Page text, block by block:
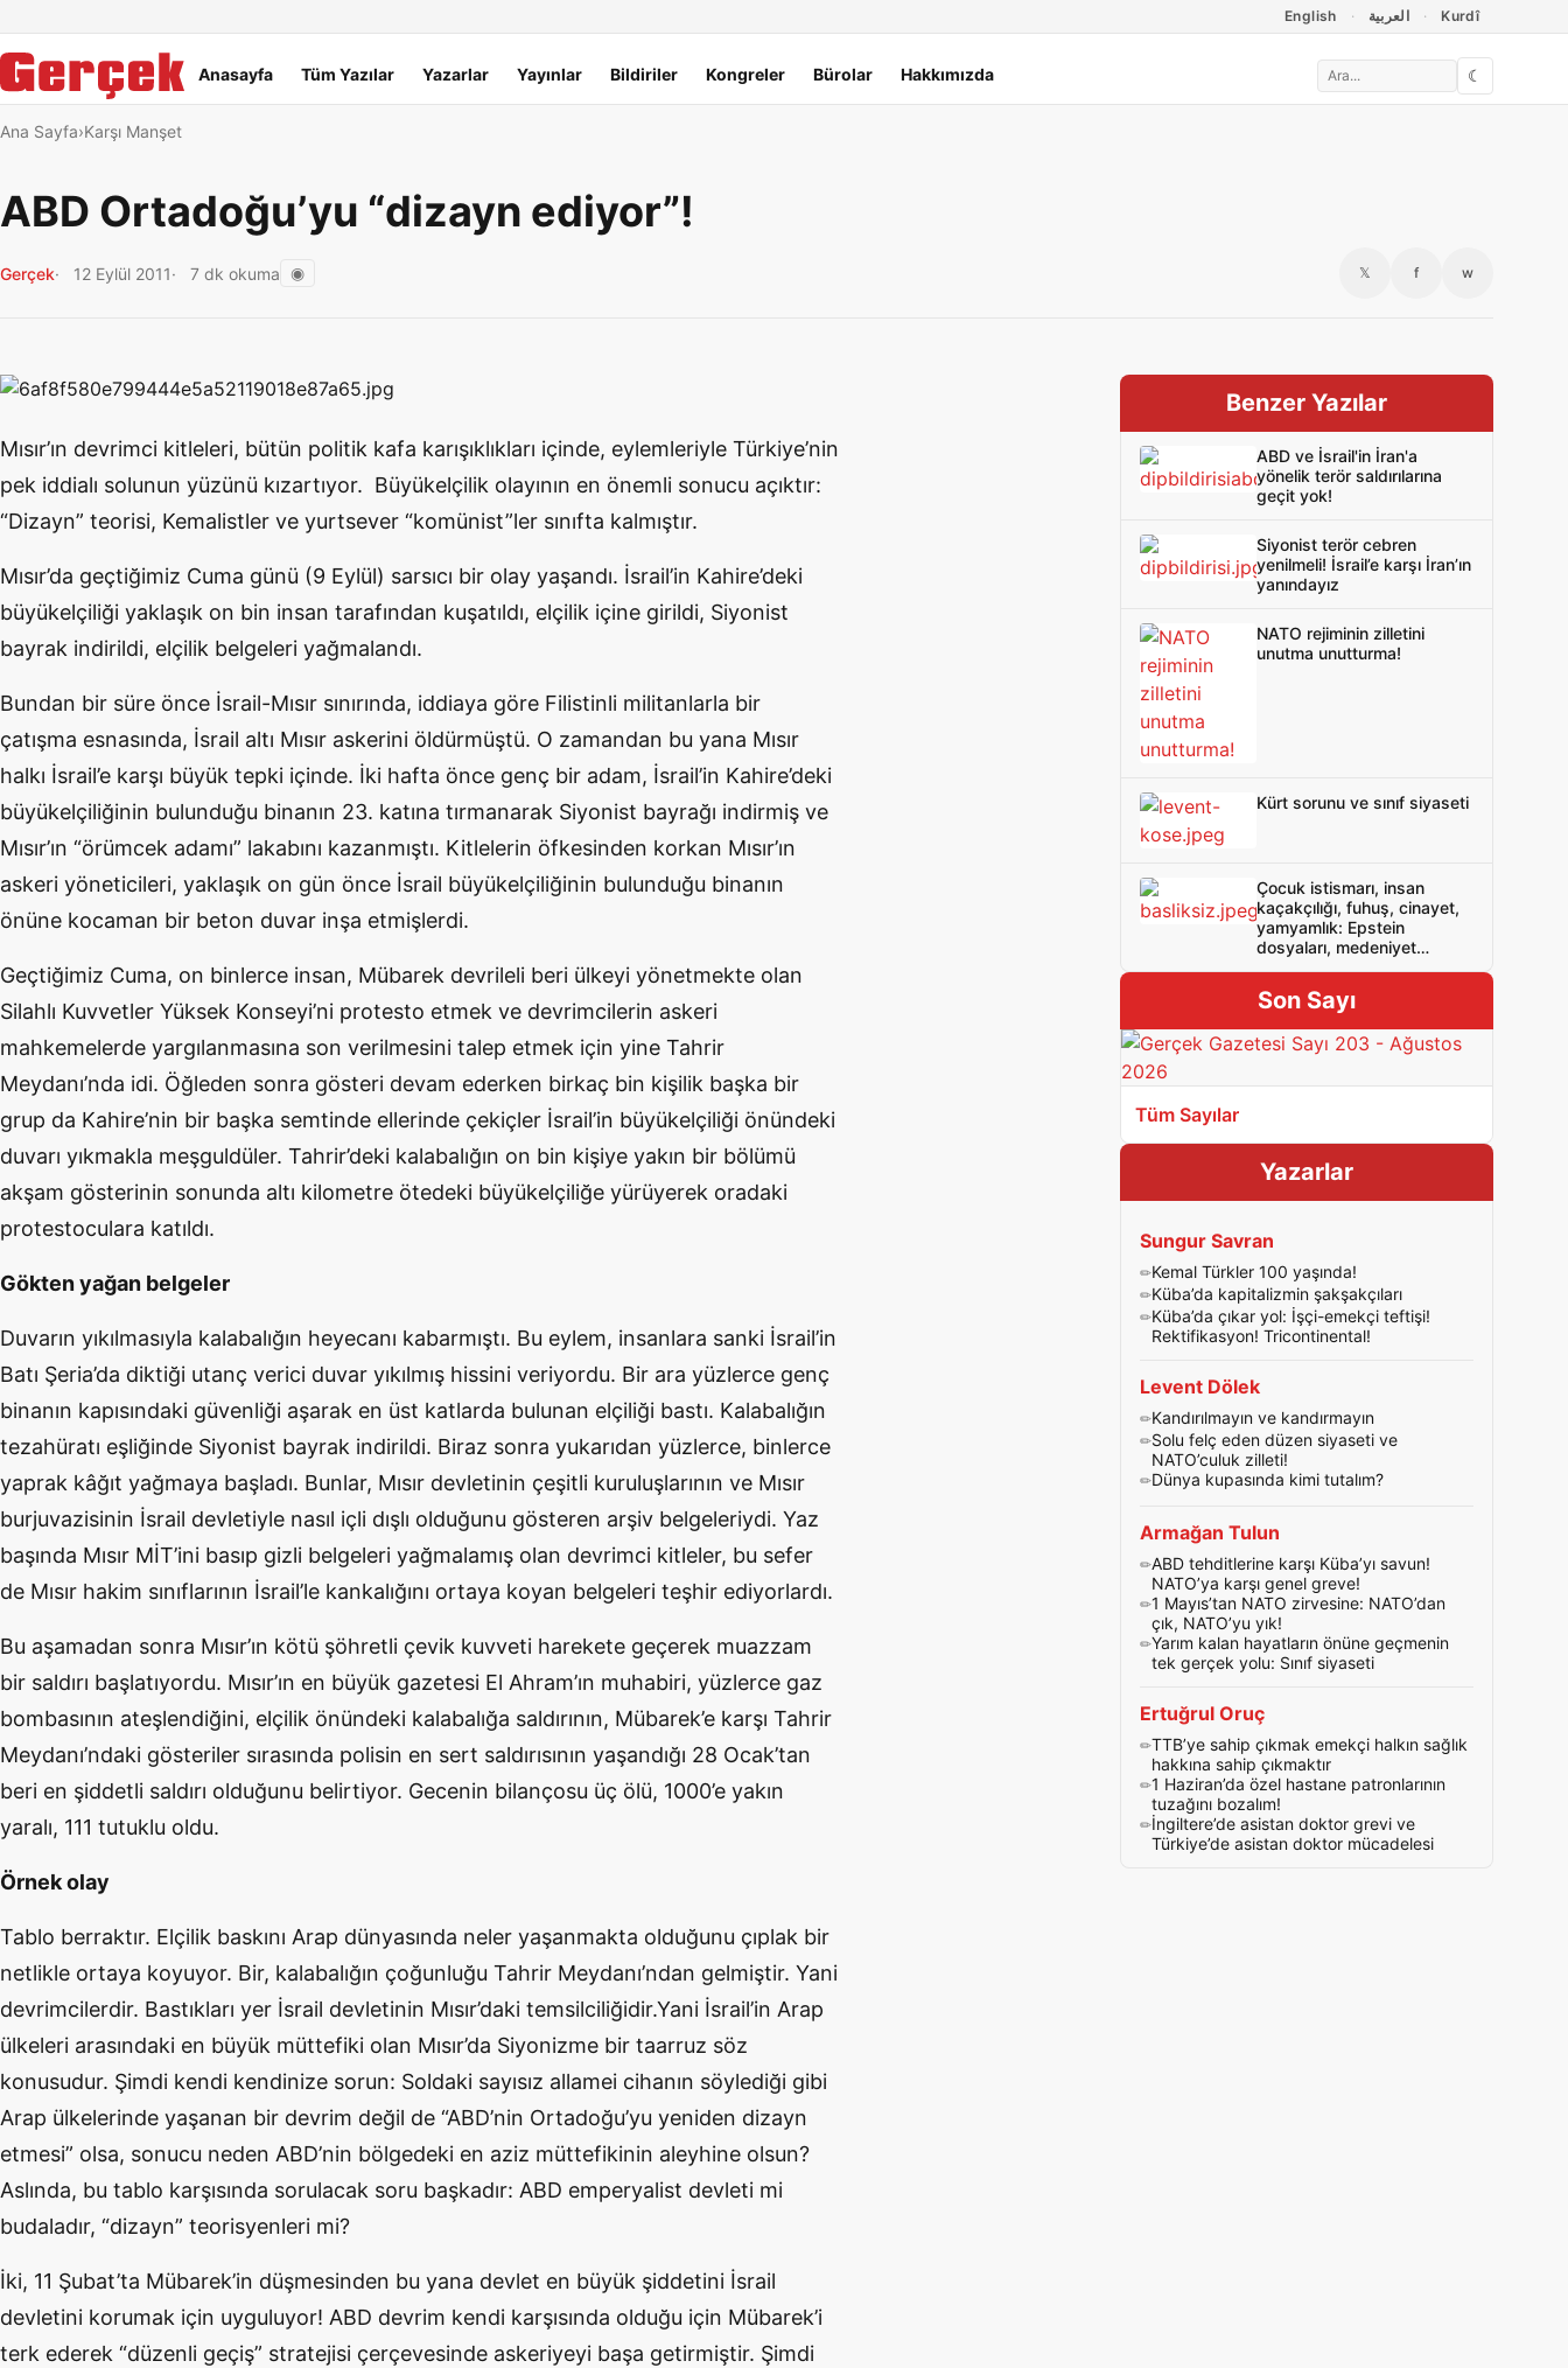
English العربية Kurdî
Ana menü
Anasayfa Tüm Yazılar Yazarlar Yayınlar Bildiriler Kongreler Bürolar Hakkımızda ☾
Ana Sayfa Karşı Manşet
ABD Ortadoğu’yu “dizayn ediyor”!
Gerçek 12 Eylül 2011 7 dk okuma ◉ 𝕏 f w
Mısır’ın devrimci kitleleri, bütün politik kafa karışıklıkları içinde, eylemleriyle Türkiye’nin
pek iddialı solunun yüzünü kızartıyor. Büyükelçilik olayının en önemli sonucu açıktır:
“Dizayn” teorisi, Kemalistler ve yurtsever “komünist”ler sınıfta kalmıştır.
Mısır’da geçtiğimiz Cuma günü (9 Eylül) sarsıcı bir olay yaşandı. İsrail’in Kahire’deki
büyükelçiliği yaklaşık on bin insan tarafından kuşatıldı, elçilik içine girildi, Siyonist
bayrak indirildi, elçilik belgeleri yağmalandı.
Bundan bir süre önce İsrail-Mısır sınırında, iddiaya göre Filistinli militanlarla bir
çatışma esnasında, İsrail altı Mısır askerini öldürmüştü. O zamandan bu yana Mısır
halkı İsrail’e karşı büyük tepki içinde. İki hafta önce genç bir adam, İsrail’in Kahire’deki
büyükelçiliğinin bulunduğu binanın 23. katına tırmanarak Siyonist bayrağı indirmiş ve
Mısır’ın “örümcek adamı” lakabını kazanmıştı. Kitlelerin öfkesinden korkan Mısır’ın
askeri yöneticileri, yaklaşık on gün önce İsrail büyükelçiliğinin bulunduğu binanın
önüne kocaman bir beton duvar inşa etmişlerdi.
Geçtiğimiz Cuma, on binlerce insan, Mübarek devrileli beri ülkeyi yönetmekte olan
Silahlı Kuvvetler Yüksek Konseyi’ni protesto etmek ve devrimcilerin askeri
mahkemelerde yargılanmasına son verilmesini talep etmek için yine Tahrir
Meydanı’nda idi. Öğleden sonra gösteri devam ederken birkaç bin kişilik başka bir
grup da Kahire’nin bir başka semtinde ellerinde çekiçler İsrail’in büyükelçiliği önündeki
duvarı yıkmakla meşguldüler. Tahrir’deki kalabalığın on bin kişiye yakın bir bölümü
akşam gösterinin sonunda altı kilometre ötedeki büyükelçiliğe yürüyerek oradaki
protestoculara katıldı.
Gökten yağan belgeler
Duvarın yıkılmasıyla kalabalığın heyecanı kabarmıştı. Bu eylem, insanlara sanki İsrail’in
Batı Şeria’da diktiği utanç verici duvar yıkılmış hissini veriyordu. Bir ara yüzlerce genç
binanın kapısındaki güvenliği aşarak en üst katlarda bulunan elçiliği bastı. Kalabalığın
tezahüratı eşliğinde Siyonist bayrak indirildi. Biraz sonra yukarıdan yüzlerce, binlerce
yaprak kâğıt yağmaya başladı. Bunlar, Mısır devletinin çeşitli kuruluşlarının ve Mısır
burjuvazisinin İsrail devletiyle nasıl içli dışlı olduğunu gösteren arşiv belgeleriydi. Yaz
başında Mısır MİT’ini basıp gizli belgeleri yağmalamış olan devrimci kitleler, bu sefer
de Mısır hakim sınıflarının İsrail’le kankalığını ortaya koyan belgeleri teşhir ediyorlardı.
Bu aşamadan sonra Mısır’ın kötü şöhretli çevik kuvveti harekete geçerek muazzam
bir saldırı başlatıyordu. Mısır’ın en büyük gazetesi El Ahram’ın muhabiri, yüzlerce gaz
bombasının ateşlendiğini, elçilik önündeki kalabalığa saldırının, Mübarek’e karşı Tahrir
Meydanı’ndaki gösteriler sırasında polisin en sert saldırısının yaşandığı 28 Ocak’tan
beri en şiddetli saldırı olduğunu belirtiyor. Gecenin bilançosu üç ölü, 1000’e yakın
yaralı, 111 tutuklu oldu.
Örnek olay
Tablo berraktır. Elçilik baskını Arap dünyasında neler yaşanmakta olduğunu çıplak bir
netlikle ortaya koyuyor. Bir, kalabalığın çoğunluğu Tahrir Meydanı’ndan gelmiştir. Yani
devrimcilerdir. Bastıkları yer İsrail devletinin Mısır’daki temsilciliğidir.Yani İsrail’in Arap
ülkeleri arasındaki en büyük müttefiki olan Mısır’da Siyonizme bir taarruz söz
konusudur. Şimdi kendi kendinize sorun: Soldaki sayısız allamei cihanın söylediği gibi
Arap ülkelerinde yaşanan bir devrim değil de “ABD’nin Ortadoğu’yu yeniden dizayn
etmesi” olsa, sonucu neden ABD’nin bölgedeki en aziz müttefikinin aleyhine olsun?
Aslında, bu tablo karşısında sorulacak soru başkadır: ABD emperyalist devleti mi
budaladır, “dizayn” teorisyenleri mi?
İki, 11 Şubat’ta Mübarek’in düşmesinden bu yana devlet en büyük şiddetini İsrail
devletini korumak için uyguluyor! ABD devrim kendi karşısında olduğu için Mübarek’i
terk ederek “düzenli geçiş” stratejisi çerçevesinde askeriyeyi başa getirmiştir. Şimdi
Benzer Yazılar
ABD ve İsrail'in İran'a
yönelik terör saldırılarına
geçit yok!
Siyonist terör cebren
yenilmeli! İsrail’e karşı İran’ın
yanındayız
NATO rejiminin zilletini
unutma unutturma!
Kürt sorunu ve sınıf siyaseti
Çocuk istismarı, insan
kaçakçılığı, fuhuş, cinayet,
yamyamlık: Epstein
dosyaları, medeniyet
ifşa etti!
Son Sayı
Tüm Sayılar
Yazarlar
Sungur Savran
Kemal Türkler 100 yaşında!
Küba’da kapitalizmin şakşakçıları
Küba’da çıkar yol: İşçi-emekçi teftişi!
Rektifikasyon! Tricontinental!
Levent Dölek
Kandırılmayın ve kandırmayın
Solu felç eden düzen siyaseti ve
NATO’culuk zilleti!
Dünya kupasında kimi tutalım?
Armağan Tulun
ABD tehditlerine karşı Küba’yı savun!
NATO’ya karşı genel greve!
1 Mayıs’tan NATO zirvesine: NATO’dan
çık, NATO’yu yık!
Yarım kalan hayatların önüne geçmenin
tek gerçek yolu: Sınıf siyaseti
Ertuğrul Oruç
TTB’ye sahip çıkmak emekçi halkın sağlık
hakkına sahip çıkmaktır
1 Haziran’da özel hastane patronlarının
tuzağını bozalım!
İngiltere’de asistan doktor grevi ve
Türkiye’de asistan doktor mücadelesi